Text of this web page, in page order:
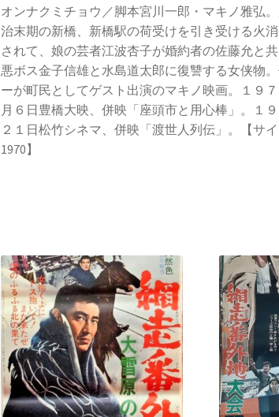
オンナクミチョウ／脚本宮川一郎・マキノ雅弘
治末期の新橋、新橋駅の荷受けを引き受ける火
されて、娘の芸者江波杏子が婚約者の佐藤允と
悪ボス金子信雄と水島道太郎に復讐する女侠物
ーが町民としてゲスト出演のマキノ映画。１９
月６日豊橋大映、併映「座頭市と用心棒」。１
２１日松竹シネマ、併映「渡世人列伝」。【サ
1970】